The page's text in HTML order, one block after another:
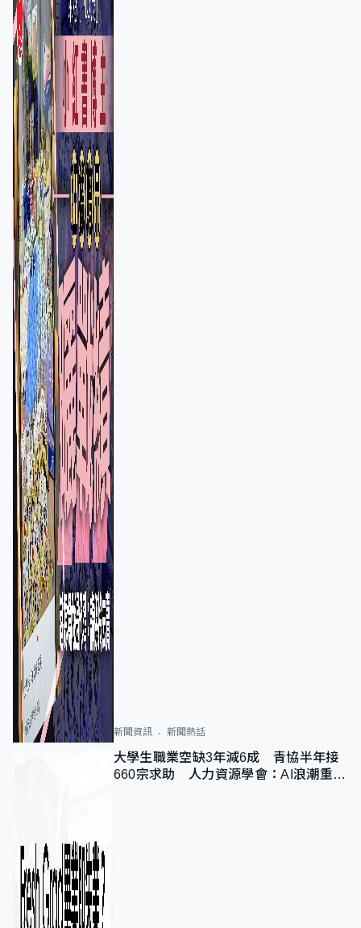
新聞資訊 新聞熱話
大學生職業空缺3年減6成 青協半年接
660宗求助 人力資源學會：AI浪潮重整